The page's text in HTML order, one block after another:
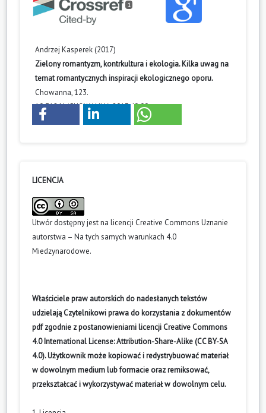
1
Andrzej Kasperek (2017)
Zielony romantyzm, kontrkultura i ekologia. Kilka uwag na
temat romantycznych inspiracji ekologicznego oporu.
Chowanna,123.
10.31261/CHOWANNA.2017.49.09
LICENCJA
Utwór dostępny jest na licencji Creative Commons Uznanie
autorstwa – Na tych samych warunkach 4.0
Miedzynarodowe.
Właściciele praw autorskich do nadesłanych tekstów
udzielają Czytelnikowi prawa do korzystania z dokumentów
pdf zgodnie z postanowieniami licencji Creative Commons
4.0 International License: Attribution-Share-Alike (CC BY-SA
4.0). Użytkownik może kopiować i redystrybuować materiał
w dowolnym medium lub formacie oraz remiksować,
przekształcać i wykorzystywać materiał w dowolnym celu.